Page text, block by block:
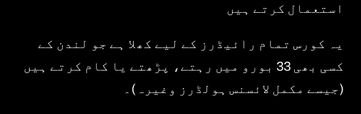
استعمال کرتے ہیں
یہ کورس تمام رائیڈرز کے لیے کھلا ہے جو لندن کے
کسی بھی 33 بورو میں رہتے، پڑھتے یا کام کرتے ہیں
(جیسے مکمل لائسنس ہولڈرز وغیرہ)۔